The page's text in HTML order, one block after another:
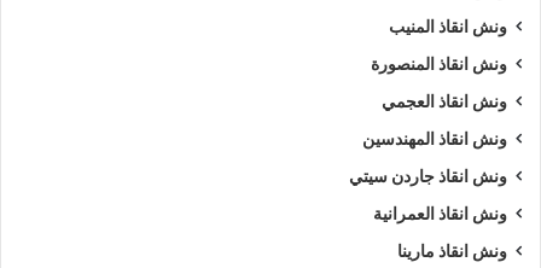
ونش انقاذ المنيب
ونش انقاذ المنصورة
ونش انقاذ العجمي
ونش انقاذ المهندسين
ونش انقاذ جاردن سيتي
ونش انقاذ العمرانية
ونش انقاذ مارينا